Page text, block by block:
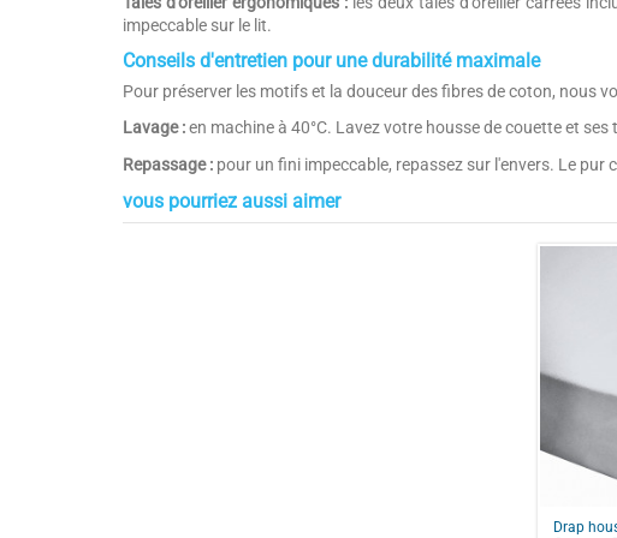
impeccable sur le lit.
Conseils d'entretien pour une durabilité maximale
Pour préserver les motifs et la douceur des fibres de coton, nous
Lavage :en machine à 40°C. Lavez votre housse de couette et
Repassage : pour un fini impeccable, repassez sur l'envers. Le
Composition
vous pourriez aussi aimer
Drap